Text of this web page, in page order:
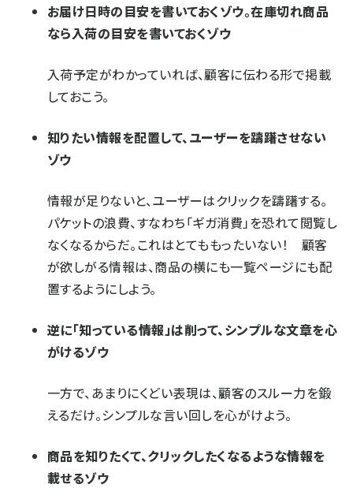
お届け日時の目安を書いておくゾウ。在庫切れ商品
なら入荷の目安を書いておくゾウ
入荷予定がわかっていれば、顧客に伝わる形で掲載
しておこう。
知りたい情報を配置して、ユーザーを躊躇させない
ゾウ
情報が足りないと、ユーザーはクリックを躊躇する。
パケットの浪費、すなわち「ギガ消費」を恐れて閲覧し
なくなるからだ。これはとてももったいない！ 顧客
が欲しがる情報は、商品の横にも一覧ページにも配
置するようにしよう。
逆に「知っている情報」は削って、シンプルな文章を心
がけるゾウ
一方で、あまりにくどい表現は、顧客のスルー力を鍛
えるだけ。シンプルな言い回しを心がけよう。
商品を知りたくて、クリックしたくなるような情報を
載せるゾウ